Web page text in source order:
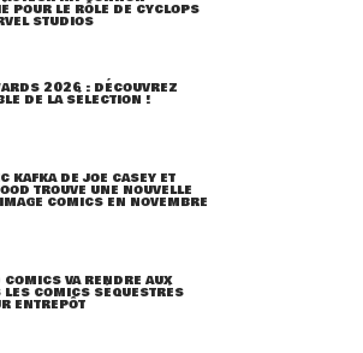
POUR LE RÔLE DE CYCLOPS
STUDIOS
2026 : DÉCOUVREZ
DE LA SÉLECTION !
KAFKA DE JOE CASEY ET
TROUVE UNE NOUVELLE
COMICS EN NOVEMBRE
VA RENDRE AUX
LES COMICS SÉQUESTRÉS
ENTREPÔT